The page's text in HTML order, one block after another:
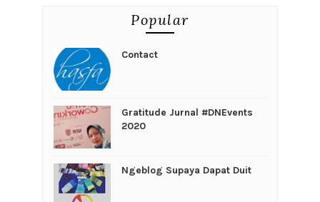
Popular
Contact
Gratitude Jurnal #DNEvents
2020
Ngeblog Supaya Dapat Duit